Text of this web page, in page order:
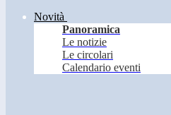
Novità
Panoramica
Le notizie
Le circolari
Calendario eventi